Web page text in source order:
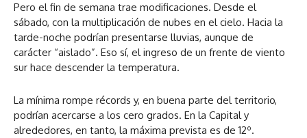
Pero el fin de semana trae modificaciones. Desde el
sábado, con la multiplicación de nubes en el cielo. Hacia la
tarde-noche podrían presentarse lluvias, aunque de
carácter “aislado”. Eso sí, el ingreso de un frente de viento
sur hace descender la temperatura.
La mínima rompe récords y, en buena parte del territorio,
podrían acercarse a los cero grados. En la Capital y
alrededores, en tanto, la máxima prevista es de 12º.